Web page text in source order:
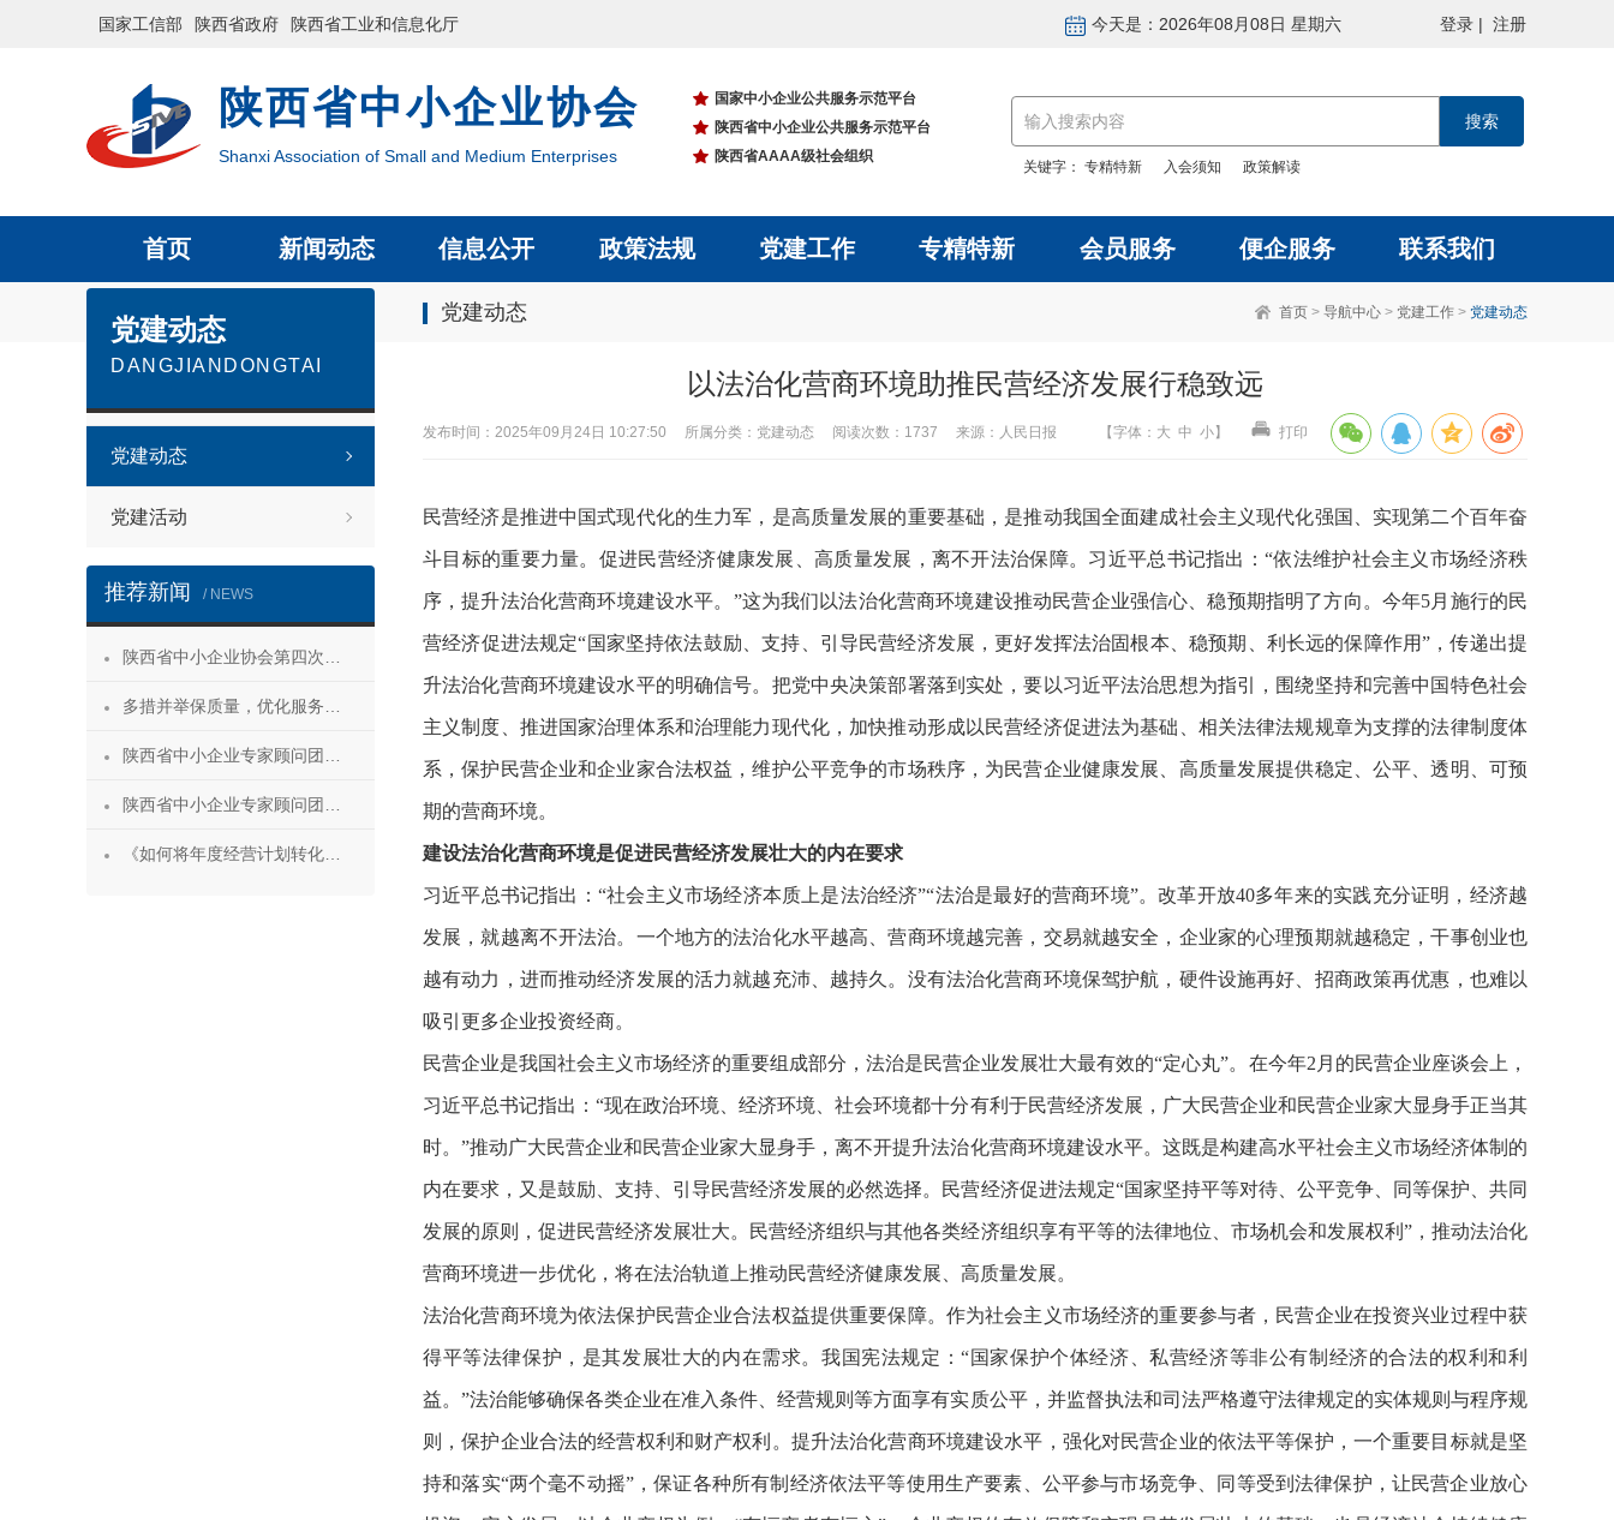
国家工信部 陕西省政府 陕西省工业和信息化厅 登录| 注册
今天是：2026年08月08日 星期六
陕西省中小企业协会
Shanxi Association of Small and Medium Enterprises
国家中小企业公共服务示范平台
陕西省中小企业公共服务示范平台
陕西省AAAA级社会组织
关键字： 专精特新 入会须知 政策解读
首页 新闻动态 信息公开 政策法规 党建工作 专精特新 会员服务 便企服务 联系我们
党建动态 首页 > 导航中心 > 党建工作 > 党建动态
党建动态
DANGJIANDONGTAI
党建动态
党建活动
推荐新闻 / NEWS
以法治化营商环境助推民营经济发展行稳致远
发布时间：2025年09月24日 10:27:50 所属分类：党建动态 阅读次数：1737 来源：人民日报 【字体 ： 大 中 小】 打印
民营经济是推进中国式现代化的生力军，是高质量发展的重要基础，是推动我国全面建成社会主义现代化强国、实现第二个百年奋
斗目标的重要力量。促进民营经济健康发展、高质量发展，离不开法治保障。习近平总书记指出：“依法维护社会主义市场经济秩
序，提升法治化营商环境建设水平。”这为我们以法治化营商环境建设推动民营企业强信心、稳预期指明了方向。今年5月施行的民
营经济促进法规定“国家坚持依法鼓励、支持、引导民营经济发展，更好发挥法治固根本、稳预期、利长远的保障作用”，传递出提
升法治化营商环境建设水平的明确信号。把党中央决策部署落到实处，要以习近平法治思想为指引，围绕坚持和完善中国特色社会
主义制度、推进国家治理体系和治理能力现代化，加快推动形成以民营经济促进法为基础、相关法律法规规章为支撑的法律制度体
系，保护民营企业和企业家合法权益，维护公平竞争的市场秩序，为民营企业健康发展、高质量发展提供稳定、公平、透明、可预
期的营商环境。
建设法治化营商环境是促进民营经济发展壮大的内在要求
习近平总书记指出：“社会主义市场经济本质上是法治经济”“法治是最好的营商环境”。改革开放40多年来的实践充分证明，经济越
发展，就越离不开法治。一个地方的法治化水平越高、营商环境越完善，交易就越安全，企业家的心理预期就越稳定，干事创业也
越有动力，进而推动经济发展的活力就越充沛、越持久。没有法治化营商环境保驾护航，硬件设施再好、招商政策再优惠，也难以
吸引更多企业投资经商。
民营企业是我国社会主义市场经济的重要组成部分，法治是民营企业发展壮大最有效的“定心丸”。在今年2月的民营企业座谈会上，
习近平总书记指出：“现在政治环境、经济环境、社会环境都十分有利于民营经济发展，广大民营企业和民营企业家大显身手正当其
时。”推动广大民营企业和民营企业家大显身手，离不开提升法治化营商环境建设水平。这既是构建高水平社会主义市场经济体制的
内在要求，又是鼓励、支持、引导民营经济发展的必然选择。民营经济促进法规定“国家坚持平等对待、公平竞争、同等保护、共同
发展的原则，促进民营经济发展壮大。民营经济组织与其他各类经济组织享有平等的法律地位、市场机会和发展权利”，推动法治化
营商环境进一步优化，将在法治轨道上推动民营经济健康发展、高质量发展。
法治化营商环境为依法保护民营企业合法权益提供重要保障。作为社会主义市场经济的重要参与者，民营企业在投资兴业过程中获
得平等法律保护，是其发展壮大的内在需求。我国宪法规定：“国家保护个体经济、私营经济等非公有制经济的合法的权利和利
益。”法治能够确保各类企业在准入条件、经营规则等方面享有实质公平，并监督执法和司法严格遵守法律规定的实体规则与程序规
则，保护企业合法的经营权利和财产权利。提升法治化营商环境建设水平，强化对民营企业的依法平等保护，一个重要目标就是坚
持和落实“两个毫不动摇”，保证各种所有制经济依法平等使用生产要素、公平参与市场竞争、同等受到法律保护，让民营企业放心